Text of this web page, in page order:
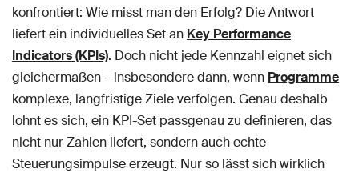
konfrontiert: Wie misst man den Erfolg? Die Antwort
liefert ein individuelles Set an Key Performance
Indicators (KPIs). Doch nicht jede Kennzahl eignet sich
gleichermaßen – insbesondere dann, wenn Programme
komplexe, langfristige Ziele verfolgen. Genau deshalb
lohnt es sich, ein KPI-Set passgenau zu definieren, das
nicht nur Zahlen liefert, sondern auch echte
Steuerungsimpulse erzeugt. Nur so lässt sich wirklich